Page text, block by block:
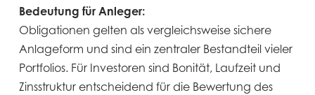
Bedeutung für Anleger:
Obligationen gelten als vergleichsweise sichere
Anlageform und sind ein zentraler Bestandteil vieler
Portfolios. Für Investoren sind Bonität, Laufzeit und
Zinsstruktur entscheidend für die Bewertung des